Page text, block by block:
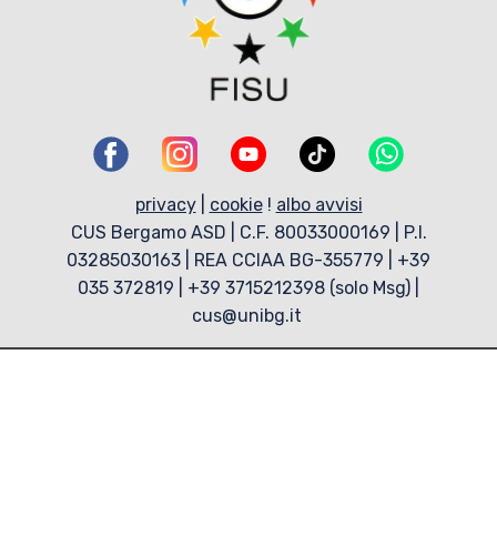
privacy| cookie! albo avvisi
CUS Bergamo ASD | C.F. 80033000169 | P.I.
03285030163 | REA CCIAA BG-355779 | +39
035 372819 | +39 3715212398 (solo Msg) |
cus@unibg.it